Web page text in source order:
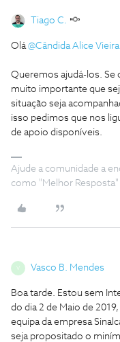
Tiago C.
Olá@Cândida Alice
Queremos ajudá-los.
muito importante que
situação seja
isso pedimos que nos
de apoio disponíveis.
Ajude a comunidade a
como "Melhor
Vasco B. Mendes
Boa tarde. Estou sem
do dia 2 de Maio de
equipa da empresa
seja propositado o